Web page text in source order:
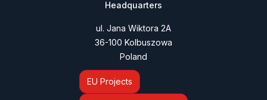
Headquarters
ul. Jana Wiktora 2A
36-100 Kolbuszowa
Poland
EU Projects